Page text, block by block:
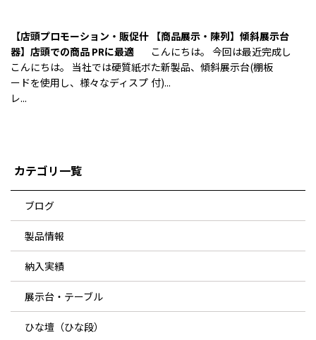
【店頭プロモーション・販促什
器】店頭での商品 PRに最適
こんにちは。 当社では硬質紙ボ
ードを使用し、様々なディスプ
レ...
【商品展示・陳列】傾斜展示台
こんにちは。 今回は最近完成し
た新製品、傾斜展示台(棚板
付)...
カテゴリ一覧
ブログ
製品情報
納入実績
展示台・テーブル
ひな壇（ひな段）